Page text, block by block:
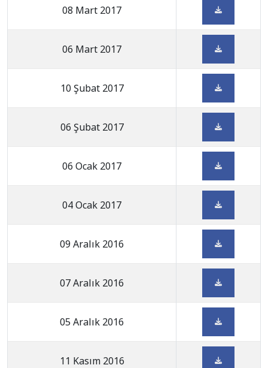
08 Mart 2017
06 Mart 2017
10 Şubat 2017
06 Şubat 2017
06 Ocak 2017
04 Ocak 2017
09 Aralık 2016
07 Aralık 2016
05 Aralık 2016
11 Kasım 2016